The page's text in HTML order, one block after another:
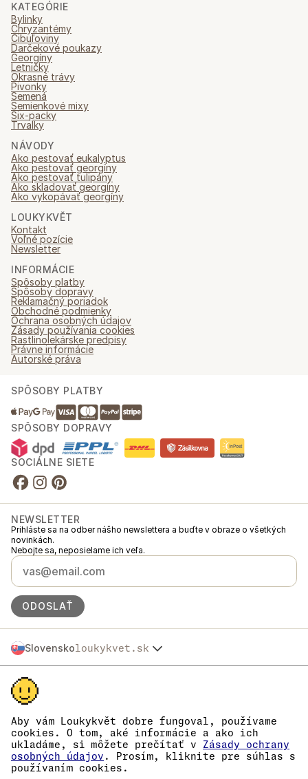
Aby vám Loukykvět dobre fungoval, používame
cookies. O tom, aké informácie a ako ich
ukladáme, si môžete prečítať v
Zásady ochrany
osobných údajov . Prosím, kliknite pre súhlas s
používaním cookies.
KATEGÓRIE
Bylinky
Chryzantémy
Cibuľoviny
Darčekové poukazy
Georgíny
Letničky
Okrasné trávy
Pivonky
Semená
Semienkové mixy
Six-packy
Trvalky
NÁVODY
Ako pestovať eukalyptus
Ako pestovať georgíny
Ako pestovať tulipány
Ako skladovať georgíny
Ako vykopávať georgíny
LOUKYKVĚT
Kontakt
Voľné pozície
Newsletter
INFORMÁCIE
Spôsoby platby
Spôsoby dopravy
Reklamačný poriadok
Obchodné podmienky
Ochrana osobných údajov
Zásady používania cookies
Rastlinolekárske predpisy
Právne informácie
Autorské práva
SPÔSOBY PLATBY
SPÔSOBY DOPRAVY
SOCIÁLNE SIETE
NEWSLETTER
Prihláste sa na odber nášho newslettera a buďte v obraze o všetkých
novinkách.
Nebojte sa, neposielame ich veľa.
ODOSLAŤ
Slovenskoloukykvet.sk
Česko
Polska
Österreich
Deutschland
France
België
Danmark
Eesti
España
Spoločnosť Loukykvět s.r.o. je zapísaná v Obchodnom registri
Mestského súdu v Prahe, oddiel C, vložka 268616.
EKF00180493.
Pre vydávanie rastlinolekárskych pasov používame registračné číslo
0636.
IČO je 05663687, DIČ je CZ05663687.
ID dátovej schránky je eng827q.
Číslo EORI je CZ05663687.